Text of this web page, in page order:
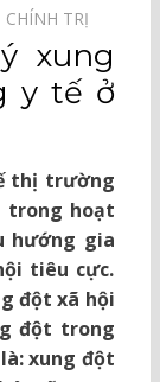
CHÍNH TRỊ⠀
xung
y tế ở
thị trường
trong hoạt
hướng gia
tiêu cực.
đột xã hội
đột trong
xung đột